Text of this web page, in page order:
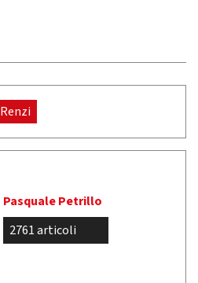
Renzi
Pasquale Petrillo
2761 articoli